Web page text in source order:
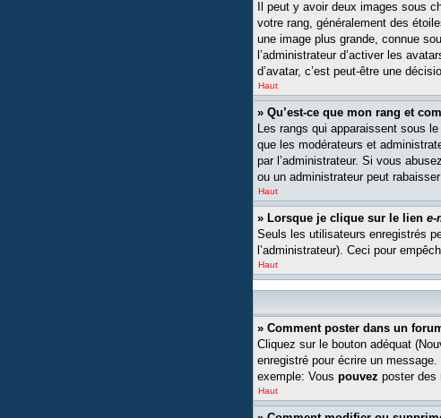
Il peut y avoir deux images sous
votre rang, généralement des
une image plus grande, connue
l’administrateur d’activer les
d’avatar, c’est peut-être une
Haut
» Qu’est-ce que mon rang et
Les rangs qui apparaissent sous
que les modérateurs et
par l’administrateur. Si vous
ou un administrateur peut
Haut
» Lorsque je clique sur le lien e-
Seuls les utilisateurs enregistrés
l’administrateur). Ceci pour
Haut
» Comment poster dans un
Cliquez sur le bouton adéquat
enregistré pour écrire un
exemple: Vous pouvez poster des
Haut